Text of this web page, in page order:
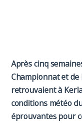
Après cinq
Championnat et de
retrouvaient à
conditions météo
éprouvantes pour